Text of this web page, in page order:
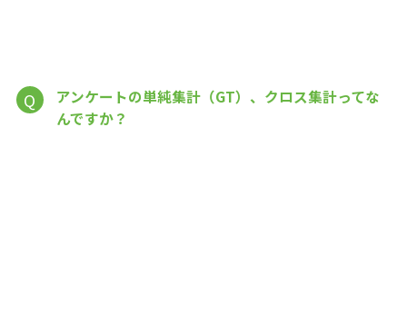
Q
アンケートの単純集計（GT）、クロス集計ってな
んですか？